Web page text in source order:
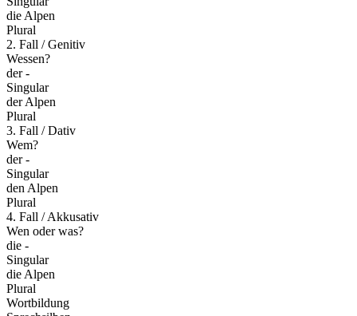
die Alpen
Plural
2. Fall / Genitiv
Wessen?
der -
Singular
der Alpen
Plural
3. Fall / Dativ
Wem?
der -
Singular
den Alpen
Plural
4. Fall / Akkusativ
Wen oder was?
die -
Singular
die Alpen
Plural
Wortbildung